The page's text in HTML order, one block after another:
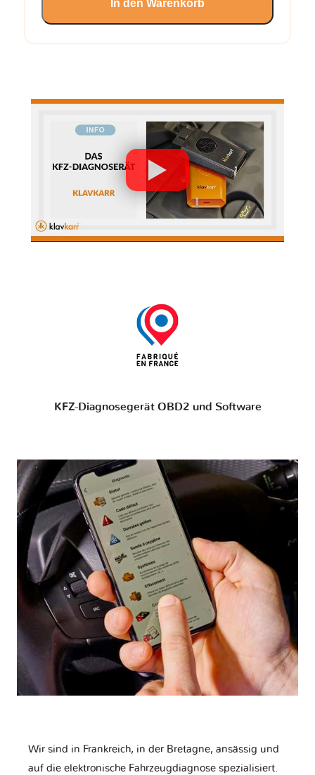
In den Warenkorb
KFZ-Diagnosegerät OBD2 und Software
Wir sind in Frankreich, in der Bretagne, ansässig und
auf die elektronische Fahrzeugdiagnose spezialisiert.